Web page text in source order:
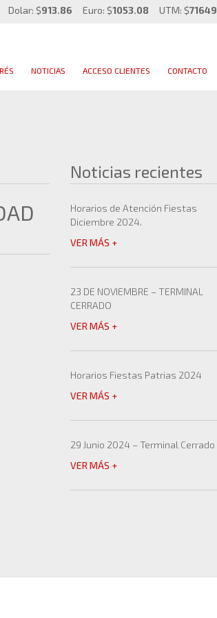
Dolar: $913.86 Euro: $1053.08 UTM: $71649
NOTICIAS ACCESO CLIENTES CONTACTO
Noticias recientes
Horarios de Atención Fiestas
Diciembre 2024.
VER MÁS +
23 DE NOVIEMBRE – TERMINAL
CERRADO
VER MÁS +
Horarios Fiestas Patrias 2024
VER MÁS +
29 Junio 2024 – Terminal Cerrado
VER MÁS +